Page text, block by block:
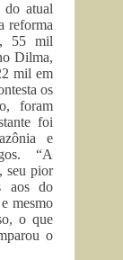
do atual
reforma
55 mil
Dilma,
mil em
os
foram
foi
e
“A
seu pior
aos do
mesmo
o que
o